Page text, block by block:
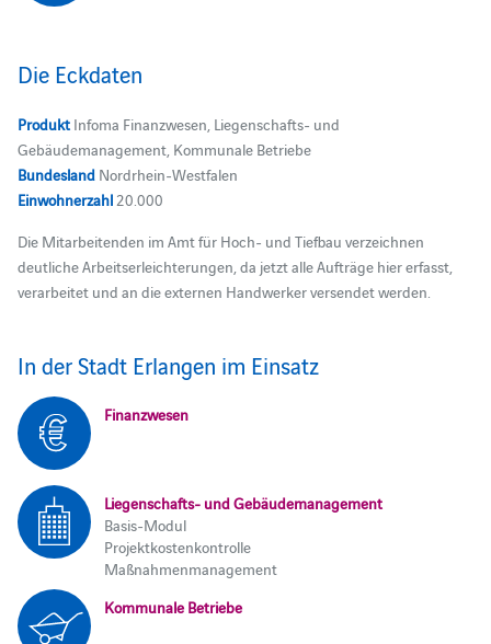
Die Eckdaten
ProduktInfoma Finanzwesen, Liegenschafts- und
Gebäudemanagement, Kommunale Betriebe
BundeslandNordrhein-Westfalen
Einwohnerzahl20.000
Die Mitarbeitenden im Amt für Hoch- und Tiefbau verzeichnen
deutliche Arbeitserleichterungen, da jetzt alle Aufträge hier erfasst,
verarbeitet und an die externen Handwerker versendet werden.
In der Stadt Erlangen im Einsatz
Finanzwesen
Liegenschafts- und Gebäudemanagement
Basis-Modul
Projektkostenkontrolle
Maßnahmenmanagement
Kommunale Betriebe